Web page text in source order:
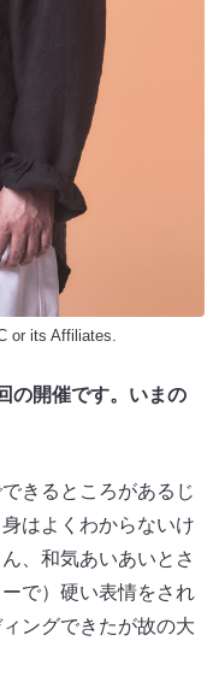
or its Affiliates.
の開催です。いまの
きるところがあるじ
はよくわからないけ
、和気あいあいとさ
で）硬い表情をされ
ングできたが故の大